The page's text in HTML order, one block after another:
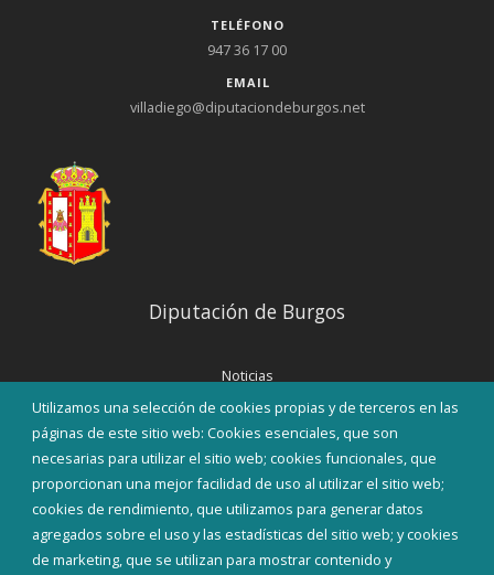
Utilizamos una selección de cookies propias y de terceros en las
páginas de este sitio web: Cookies esenciales, que son
necesarias para utilizar el sitio web; cookies funcionales, que
proporcionan una mejor facilidad de uso al utilizar el sitio web;
cookies de rendimiento, que utilizamos para generar datos
agregados sobre el uso y las estadísticas del sitio web; y cookies
de marketing, que se utilizan para mostrar contenido y
TELÉFONO
947 36 17 00
EMAIL
villadiego@diputaciondeburgos.net
Diputación de Burgos
Noticias
Eventos
Corporación Municipal
Teléfonos de interés
INICIAR SESIÓN
MAPA WEB